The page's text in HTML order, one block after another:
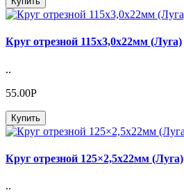
Круг отрезной 115х3,0х22мм (Луга)
..
55.00Р
Купить
Круг отрезной 125×2,5х22мм (Луга)
..